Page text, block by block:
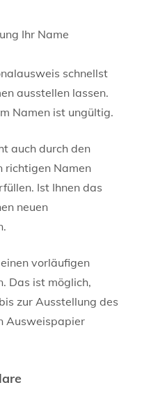
Ihr Name
schnellst
ausstellen lassen.
Namen ist ungültig.
auch durch den
richtigen Namen
Ist Ihnen das
neuen
vorläufigen
Das ist möglich,
zur Ausstellung des
Ausweispapier